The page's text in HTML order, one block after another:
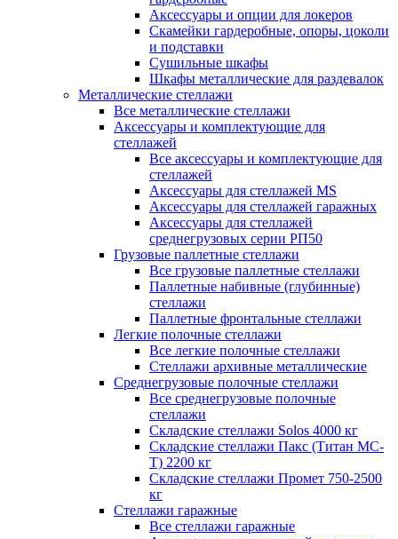
Аксессуары и опции для локеров
Скамейки гардеробные, опоры, цоколи
и подставки
Сушильные шкафы
Шкафы металлические для раздевалок
Металлические стеллажи
Все металлические стеллажи
Аксессуары и комплектующие для
стеллажей
Все аксессуары и комплектующие для
стеллажей
Аксессуары для стеллажей MS
Аксессуары для стеллажей гаражных
Аксессуары для стеллажей
среднегрузовых серии РП50
Грузовые паллетные стеллажи
Все грузовые паллетные стеллажи
Паллетные набивные (глубинные)
стеллажи
Паллетные фронтальные стеллажи
Легкие полочные стеллажи
Все легкие полочные стеллажи
Стеллажи архивные металлические
Среднегрузовые полочные стеллажи
Все среднегрузовые полочные
стеллажи
Складские стеллажи Solos 4000 кг
Складские стеллажи Пакс (Титан МС-
Т) 2200 кг
Складские стеллажи Промет 750-2500
кг
Стеллажи гаражные
Все стеллажи гаражные